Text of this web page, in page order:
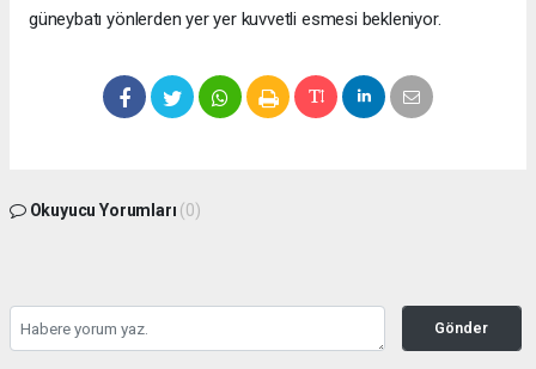
güneybatı yönlerden yer yer kuvvetli esmesi bekleniyor.
Okuyucu Yorumları (0)
Gönder